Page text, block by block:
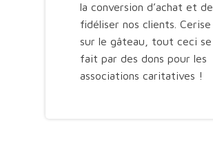
la conversion d’achat et de
fidéliser nos clients. Cerise
sur le gâteau, tout ceci se
fait par des dons pour les
associations caritatives !